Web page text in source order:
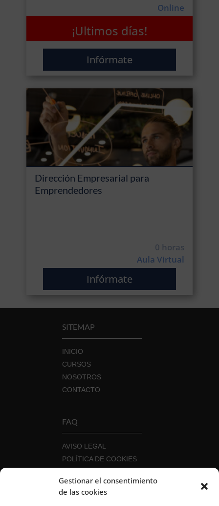
Gestionar el consentimiento
de las cookies
Online
¡Ultimos días!
Infórmate
Dirección Empresarial para
Emprendedores
0 horas
Aula Virtual
Infórmate
SITEMAP
INICIO
CURSOS
NOSOTROS
CONTACTO
FAQ
AVISO LEGAL
POLÍTICA DE COOKIES
POLÍTICA DE SEGURIDAD DE LA
INFORMACIÓN